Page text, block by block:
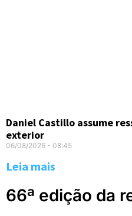
Daniel Castillo assume
exterior
06/08/2026 08:45
Leia mais
66ª edição da